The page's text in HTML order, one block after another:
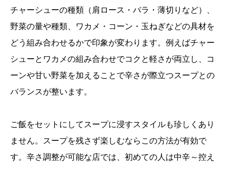
チャーシューの種類（肩ロース・バラ・薄切りなど）、
野菜の量や種類、ワカメ・コーン・玉ねぎなどの具材を
どう組み合わせるかで印象が変わります。例えばチャー
シューとワカメの組み合わせでコクと軽さが両立し、コ
ーンや甘い野菜を加えることで辛さが際立つスープとの
バランスが整います。
ご飯をセットにしてスープに浸すスタイルも珍しくあり
ません。スープを残さず楽しむならこの方法が有効で
す。辛さ調整が可能な店では、初めての人は中辛～控え